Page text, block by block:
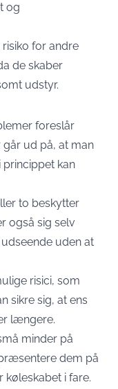
og
for andre
de skaber
udstyr.
foreslår
ud på, at man
princippet kan
to beskytter
også sig selv
uden at
risici, som
sikre sig, at ens
længere.
minder på
dem på
køleskabet i fare.